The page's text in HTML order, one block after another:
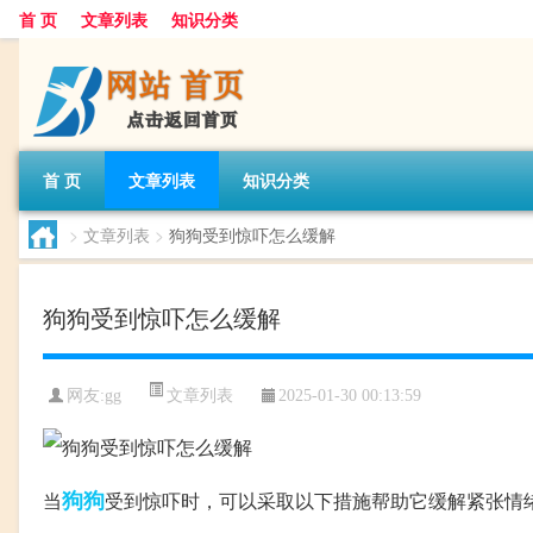
首 页 文章列表 知识分类
首 页 文章列表 知识分类
> 文章列表 > 狗狗受到惊吓怎么缓解
狗狗受到惊吓怎么缓解
网友:gg 文章列表 2025-01-30 00:13:59
当狗狗受到惊吓时，可以采取以下措施帮助它缓解紧张情